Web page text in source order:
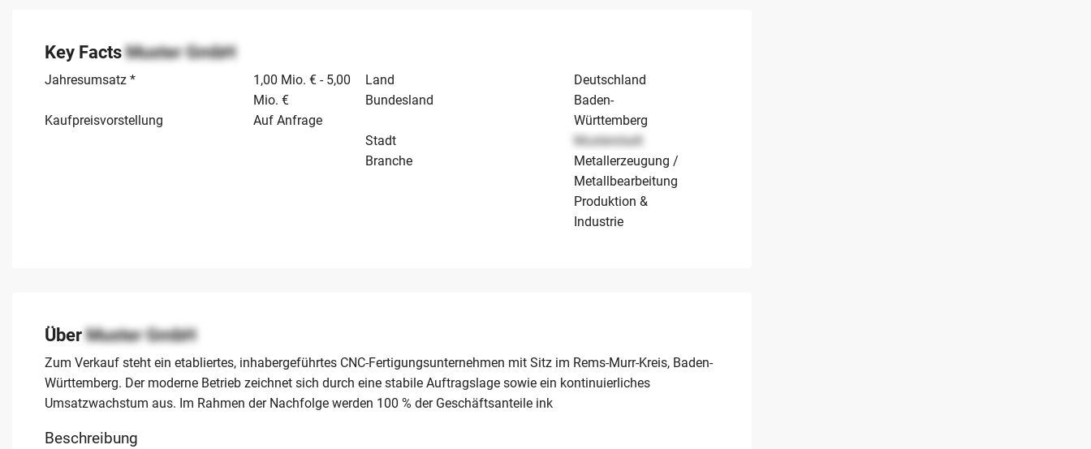
Key FactsMuster GmbH
Jahresumsatz *
1,00 Mio. € - 5,00
Mio. €
Kaufpreisvorstellung
Auf Anfrage
Land
Deutschland
Bundesland
Baden-
Württemberg
Stadt
Musterstadt
Branche
Metallerzeugung /
Metallbearbeitung
Produktion &
Industrie
ÜberMuster GmbH
Zum Verkauf steht ein etabliertes, inhabergeführtes CNC-Fertigungsunternehmen mit Sitz im Rems-Murr-Kreis, Baden-
Württemberg. Der moderne Betrieb zeichnet sich durch eine stabile Auftragslage sowie ein kontinuierliches
Umsatzwachstum aus. Im Rahmen der Nachfolge werden 100 % der Geschäftsanteile ink
Beschreibung